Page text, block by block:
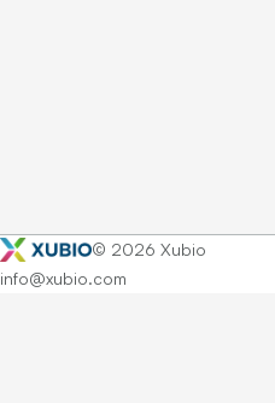
© 2026 Xubio
info@xubio.com